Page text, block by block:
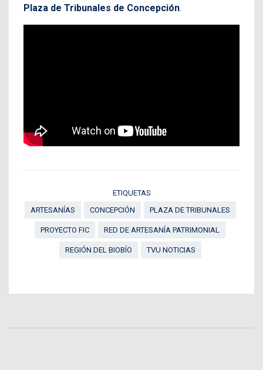
Plaza de Tribunales de Concepción.
ETIQUETAS
ARTESANÍAS
CONCEPCIÓN PLAZA DE TRIBUNALES
PROYECTO FIC RED DE ARTESANÍA PATRIMONIAL
REGIÓN DEL BIOBÍO TVU NOTICIAS